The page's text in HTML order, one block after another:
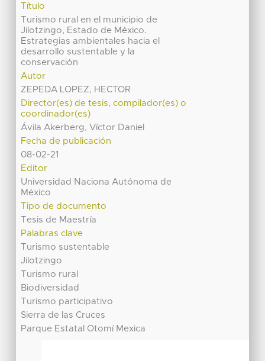
Título
Turismo rural en el municipio de
Jilotzingo, Estado de México.
Estrategias ambientales hacia el
desarrollo sustentable y la
conservación
Autor
ZEPEDA LOPEZ, HECTOR
Director(es) de tesis, compilador(es) o
coordinador(es)
Ávila Akerberg, Víctor Daniel
Fecha de publicación
08-02-21
Editor
Universidad Naciona Autónoma de
México
Tipo de documento
Tesis de Maestría
Palabras clave
Turismo sustentable
Jilotzingo
Turismo rural
Biodiversidad
Turismo participativo
Sierra de las Cruces
Parque Estatal Otomí Mexica